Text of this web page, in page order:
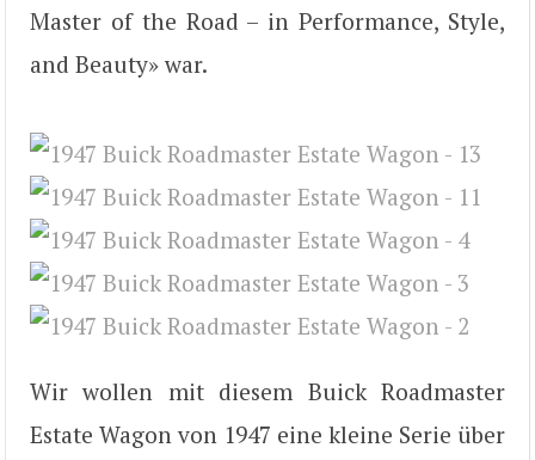
Master of the Road – in Performance, Style,
and Beauty» war.
Wir wollen mit diesem Buick Roadmaster
Estate Wagon von 1947 eine kleine Serie über